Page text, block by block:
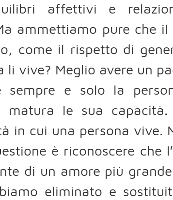
affettivi e
ammettiamo pure che
come il rispetto di
li vive? Meglio avere un
sempre e solo la
matura le sua
in cui una persona vive.
è riconoscere che
di un amore più
eliminato e